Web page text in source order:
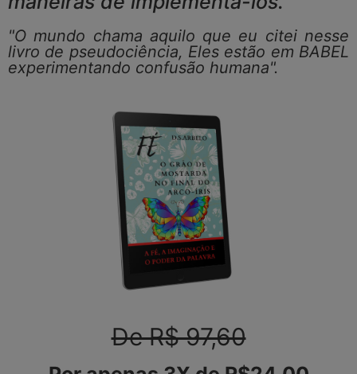
"O mundo chama aquilo que eu citei nesse
livro de pseudociência, Eles estão em BABEL
experimentando confusão humana".
De R$ 97,60